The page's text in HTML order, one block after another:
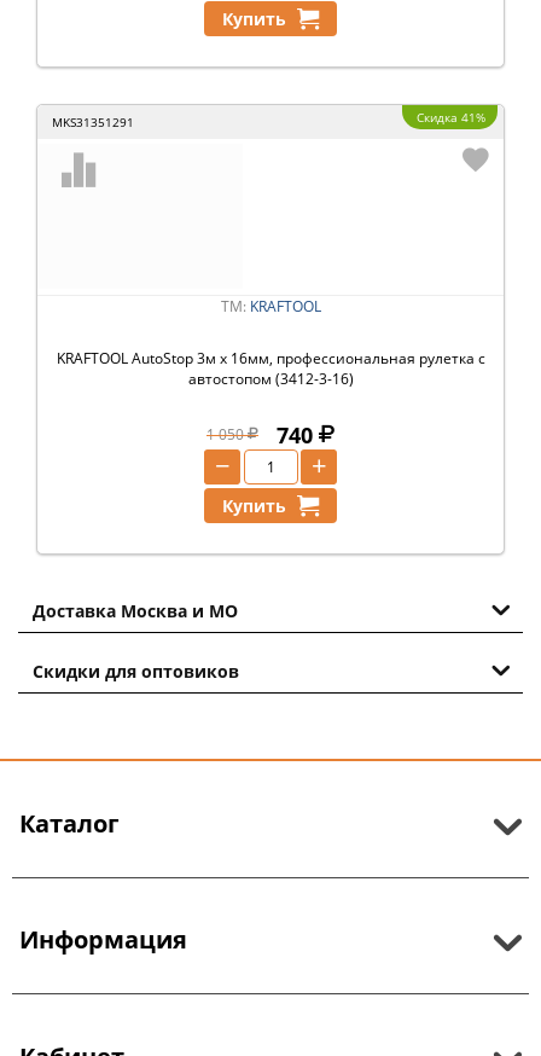
Купить
MKS31351291 Скидка 41%
ТМ: KRAFTOOL
KRAFTOOL AutoStop 3м х 16мм, профессиональная рулетка с
автостопом (3412-3-16)
1 050 740
+
−
Купить
Доставка Москва и МО
Скидки для оптовиков
Каталог
Информация